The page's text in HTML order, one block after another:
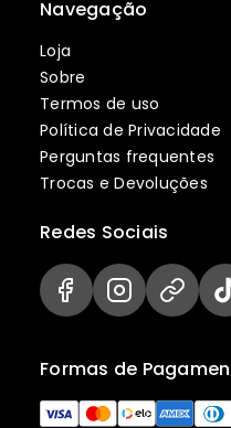
Navegação
Loja
Sobre
Termos de uso
Política de Privacidade
Perguntas frequentes
Trocas e Devoluções
Formas de
Redes Sociais